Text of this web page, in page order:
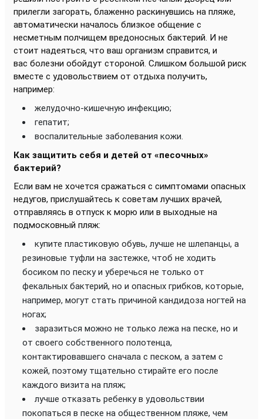
прилегли загорать, блаженно раскинувшись на пляже,
автоматически началось близкое общение с
несметным полчищем вредоносных бактерий. И не
стоит надеяться, что ваш организм справится, и
вас болезни обойдут стороной. Слишком большой риск
вместе с удовольствием от отдыха получить,
например:
желудочно-кишечную инфекцию;
гепатит;
воспалительные заболевания кожи.
Как защитить себя и детей от «песочных»
бактерий?
Если вам не хочется сражаться с симптомами опасных
недугов, прислушайтесь к советам лучших врачей,
отправляясь в отпуск к морю или в выходные на
подмосковный пляж:
купите пластиковую обувь, лучше не шлепанцы, а
резиновые туфли на застежке, чтоб не ходить
босиком по песку и уберечься не только от
фекальных бактерий, но и опасных грибков, которые,
например, могут стать причиной кандидоза ногтей на
ногах;
заразиться можно не только лежа на песке, но и
от своего собственного полотенца,
контактировавшего сначала с песком, а затем с
кожей, поэтому тщательно стирайте его после
каждого визита на пляж;
лучше отказать ребенку в удовольствии
покопаться в песке на общественном пляже, чем